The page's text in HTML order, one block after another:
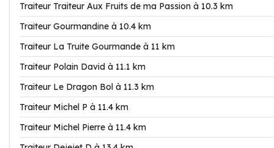
Traiteur Traiteur Aux Fruits de ma Passion à 10.3 km
Traiteur Gourmandine à 10.4 km
Traiteur La Truite Gourmande à 11 km
Traiteur Polain David à 11.1 km
Traiteur Le Dragon Bol à 11.3 km
Traiteur Michel P à 11.4 km
Traiteur Michel Pierre à 11.4 km